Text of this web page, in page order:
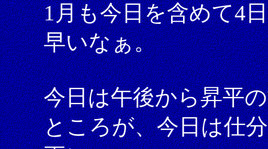
1月も今日を含めて4
早いなぁ。
今日は午後から昇平
ところが、今日は仕